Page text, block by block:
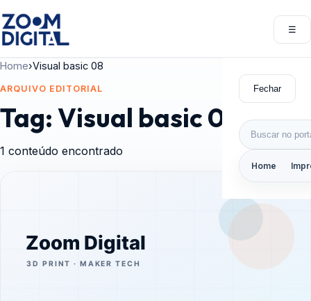
☰
Fechar
Buscar por:
Home
Home›Visual basic 08
ARQUIVO EDITORIAL
Tag:Visual basic 08
1 conteúdo encontrado